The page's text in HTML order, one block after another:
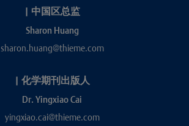
| 中国区总监
Sharon Huang
sharon.huang@thieme.com
| 化学期刊出版人
Dr. Yingxiao Cai
yingxiao.cai@thieme.com